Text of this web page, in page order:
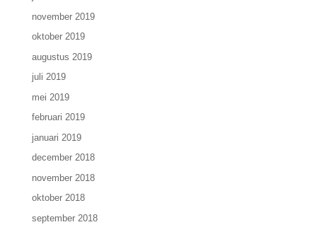
november 2019
oktober 2019
augustus 2019
juli 2019
mei 2019
februari 2019
januari 2019
december 2018
november 2018
oktober 2018
september 2018